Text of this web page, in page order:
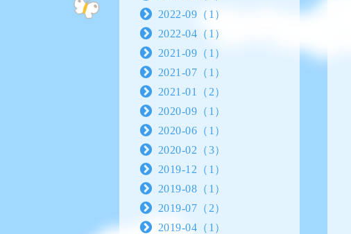
2022-09（1）
2022-04（1）
2021-09（1）
2021-07（1）
2021-01（2）
2020-09（1）
2020-06（1）
2020-02（3）
2019-12（1）
2019-08（1）
2019-07（2）
2019-04（1）